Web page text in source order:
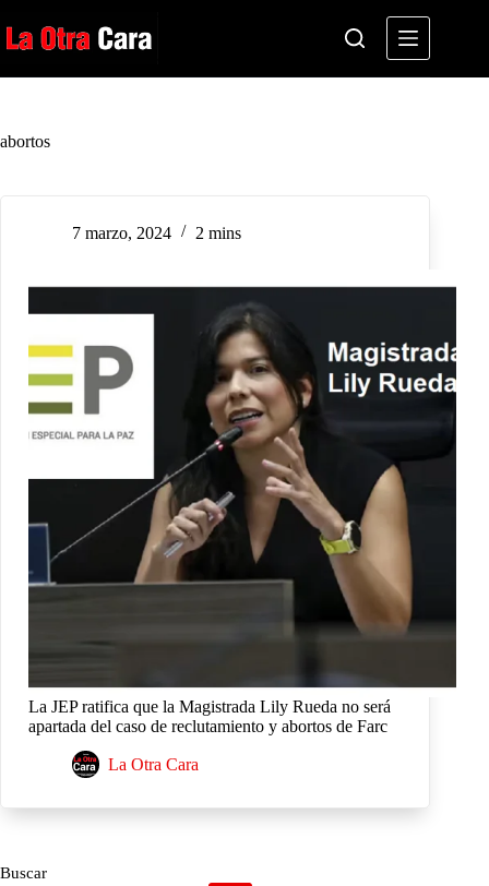
al
contenido
abortos
7 marzo, 2024 2 mins
La JEP ratifica que la Magistrada Lily Rueda no será
apartada del caso de reclutamiento y abortos de Farc
La Otra Cara
Buscar